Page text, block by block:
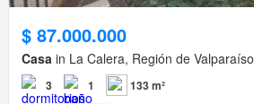
$ 87.000.000
Casa in La Calera, Región de Valparaíso
3 1 133 m²